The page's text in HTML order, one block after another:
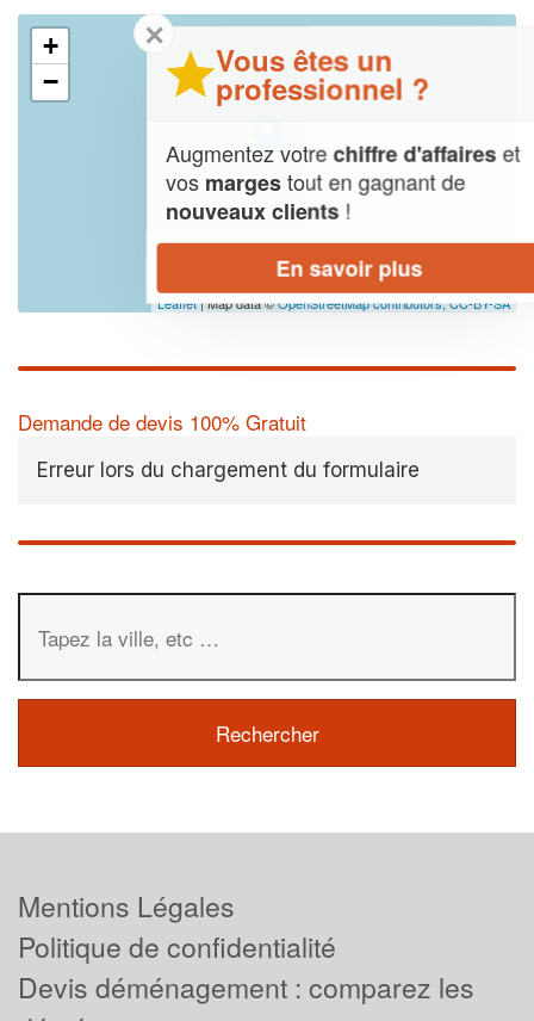
+
−
Leaflet| Map data ©OpenStreetMap contributors,CC-BY-SA
Demande de devis 100% Gratuit
Erreur lors du chargement du formulaire
✕
Vous êtes un
professionnel ?
Augmentez votrechiffre d'affaireset
vosmargestout en gagnant de
nouveaux clients!
En savoir plus
Mentions Légales
Politique de confidentialité
Devis déménagement : comparez les